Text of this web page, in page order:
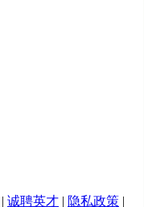
| 诚聘英才 | 隐私政策 |